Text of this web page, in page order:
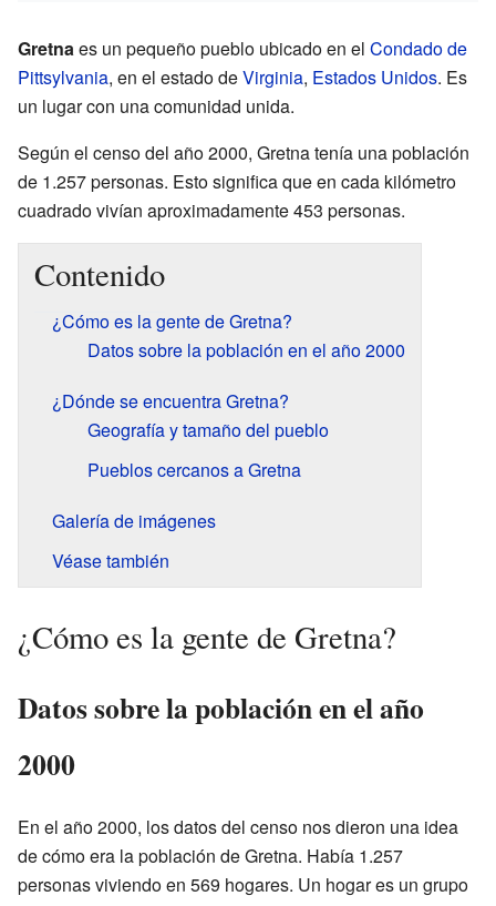
Gretnaes un pequeño pueblo ubicado en el Condado de
Pittsylvania, en el estado deVirginia, Estados Unidos. Es
un lugar con una comunidad unida.
Según el censo del año 2000, Gretna tenía una población
de 1.257 personas. Esto significa que en cada kilómetro
cuadrado vivían aproximadamente 453 personas.
Contenido
¿Cómo es la gente de Gretna?
Datos sobre la población en el año 2000
¿Dónde se encuentra Gretna?
Geografía y tamaño del pueblo
Pueblos cercanos a Gretna
Galería de imágenes
Véase también
¿Cómo es la gente de Gretna?
Datos sobre la población en el año
2000
En el año 2000, los datos del censo nos dieron una idea
de cómo era la población de Gretna. Había 1.257
personas viviendo en 569 hogares. Un hogar es un grupo